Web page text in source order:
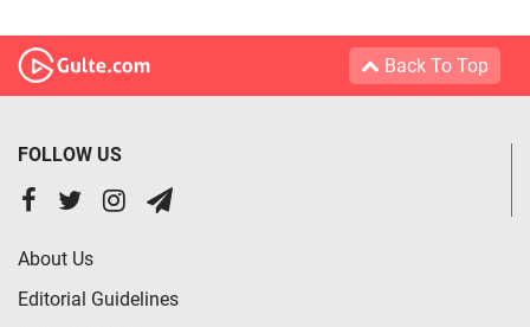
Back To Top
FOLLOW US
About Us
Editorial Guidelines